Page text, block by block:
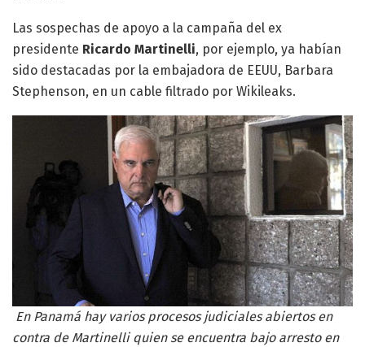
Las sospechas de apoyo a la campaña del ex
presidente Ricardo Martinelli, por ejemplo, ya habían
sido destacadas por la embajadora de EEUU, Barbara
Stephenson, en un cable filtrado por Wikileaks.
En Panamá hay varios procesos judiciales abiertos en
contra de Martinelli quien se encuentra bajo arresto en